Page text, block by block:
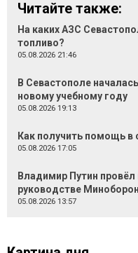
Читайте также:
На каких АЗС
топливо?
05.08.2026 21:46
В Севастополе
новому учебному году
05.08.2026 19:13
Как получить помощь
05.08.2026 17:05
Владимир Путин
руководстве
05.08.2026 13:57